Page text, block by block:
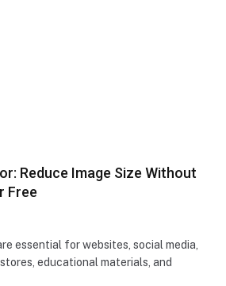
Reduce Image Size Without
Free
essential for websites, social media,
educational materials, and